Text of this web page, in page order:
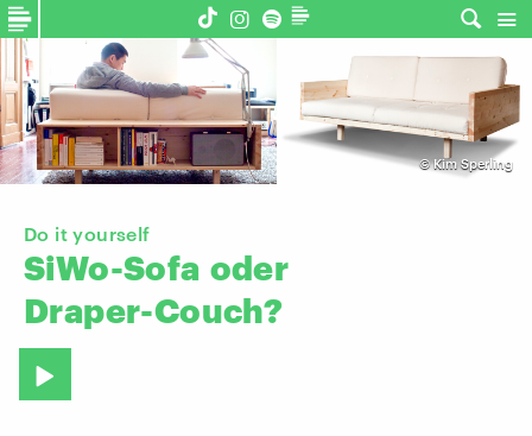
©Kim Sperling
Do it yourself
SiWo-Sofa oder
Draper-Couch?